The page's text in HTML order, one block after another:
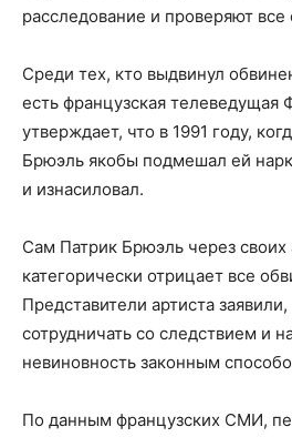
расследование и проверяют все
Среди тех, кто выдвинул
есть французская
утверждает, что в 1991 году,
Брюэль якобы подмешал ей
и изнасиловал.
Сам Патрик Брюэль через своих
категорически отрицает все
Представители артиста
сотрудничать со следствием и
невиновность законным
По данным французских СМИ,